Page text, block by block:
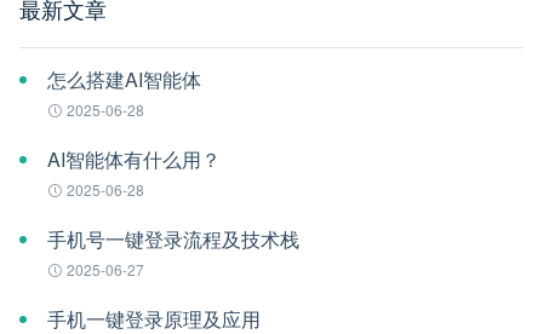
最新文章
怎么搭建AI智能体
2025-06-28
AI智能体有什么用？
2025-06-28
手机号一键登录流程及技术栈
2025-06-27
手机一键登录原理及应用